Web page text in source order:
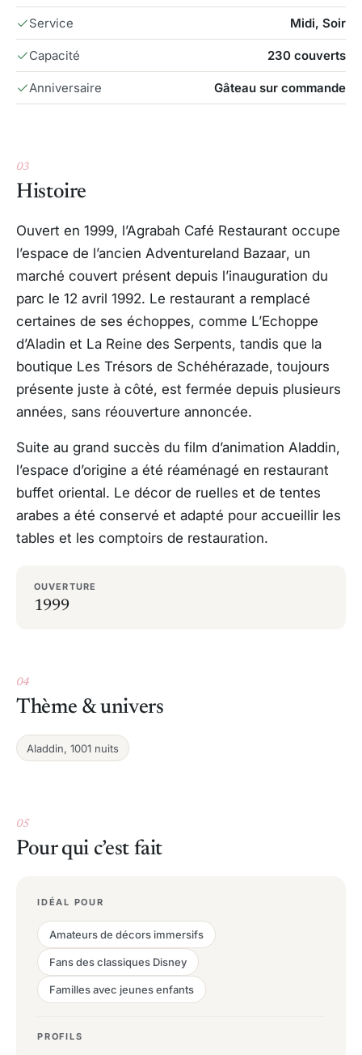
Service Midi, Soir
Capacité 230 couverts
Anniversaire Gâteau sur commande
03
Histoire
Ouvert en 1999, l’Agrabah Café Restaurant occupe
l’espace de l’ancien Adventureland Bazaar, un
marché couvert présent depuis l’inauguration du
parc le 12 avril 1992. Le restaurant a remplacé
certaines de ses échoppes, comme L’Echoppe
d’Aladin et La Reine des Serpents, tandis que la
boutique Les Trésors de Schéhérazade, toujours
présente juste à côté, est fermée depuis plusieurs
années, sans réouverture annoncée.
Suite au grand succès du film d’animation Aladdin,
l’espace d’origine a été réaménagé en restaurant
buffet oriental. Le décor de ruelles et de tentes
arabes a été conservé et adapté pour accueillir les
tables et les comptoirs de restauration.
OUVERTURE
1999
04
Thème & univers
Aladdin, 1001 nuits
05
Pour qui c’est fait
IDÉAL POUR
Amateurs de décors immersifs
Fans des classiques Disney
Familles avec jeunes enfants
PROFILS